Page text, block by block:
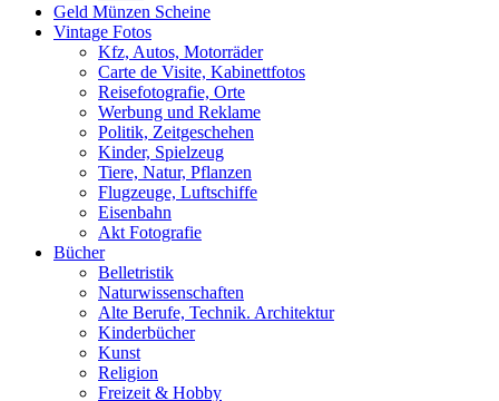
Geld Münzen Scheine
Vintage Fotos
Kfz, Autos, Motorräder
Carte de Visite, Kabinettfotos
Reisefotografie, Orte
Werbung und Reklame
Politik, Zeitgeschehen
Kinder, Spielzeug
Tiere, Natur, Pflanzen
Flugzeuge, Luftschiffe
Eisenbahn
Akt Fotografie
Bücher
Belletristik
Naturwissenschaften
Alte Berufe, Technik. Architektur
Kinderbücher
Kunst
Religion
Freizeit & Hobby